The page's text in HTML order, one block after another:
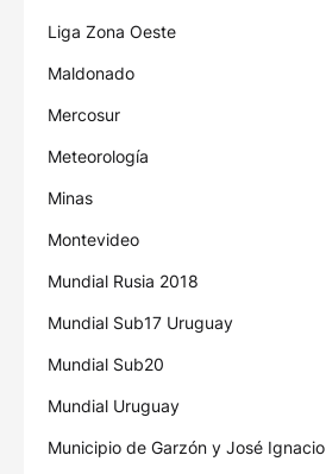
Liga Zona Oeste
Maldonado
Mercosur
Meteorología
Minas
Montevideo
Mundial Rusia 2018
Mundial Sub17 Uruguay
Mundial Sub20
Mundial Uruguay
Municipio de Garzón y José Ignacio